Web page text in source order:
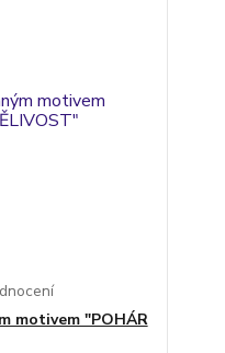
motivem "POHÁR